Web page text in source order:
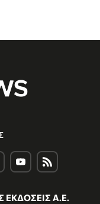
ΕΚΔΟΣΕΙΣ Α.Ε.